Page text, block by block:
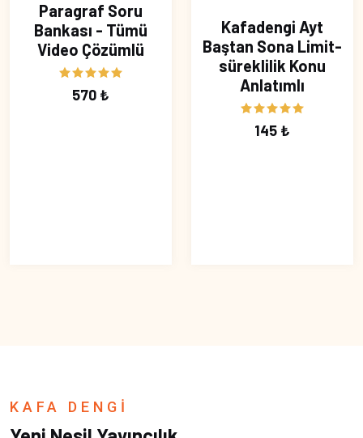
Paragraf Soru
Bankası - Tümü
Video Çözümlü
570 ₺
Kafadengi Ayt
Baştan Sona Limit-
süreklilik Konu
Anlatımlı
145 ₺
KAFA DENGİ